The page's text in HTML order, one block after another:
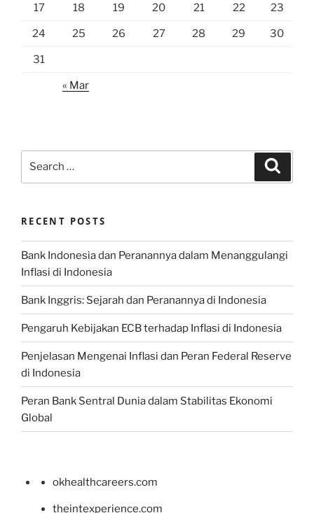
17 18 19 20 21 22 23
24 25 26 27 28 29 30
31
« Mar
RECENT POSTS
Bank Indonesia dan Peranannya dalam Menanggulangi
Inflasi di Indonesia
Bank Inggris: Sejarah dan Peranannya di Indonesia
Pengaruh Kebijakan ECB terhadap Inflasi di Indonesia
Penjelasan Mengenai Inflasi dan Peran Federal Reserve
di Indonesia
Peran Bank Sentral Dunia dalam Stabilitas Ekonomi
Global
okhealthcareers.com
theintexperience.com